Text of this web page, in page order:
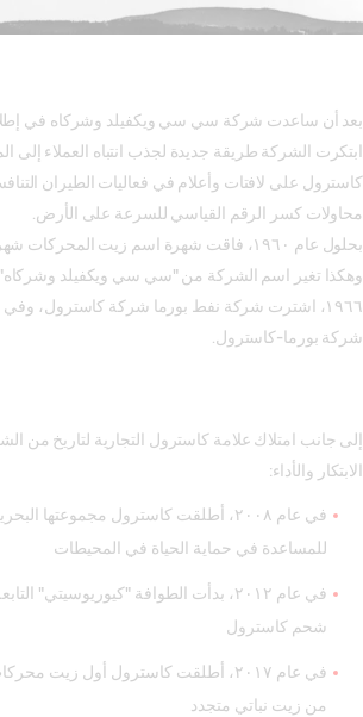
بعد أن ساعدت شركة سي سي ويكفيلد وشركاه في
ابتكرت الشركة طريقة جديدة لجذب انتباه العملاء إلى
كاسترول على لافتات وأعلام في فعاليات الطيران
محاولات كسر الرقم القياسي للسرعة على الأرض.
بحلول عام ١٩٦٠، فاقت شهرة اسم زيت
وهكذا تغير اسم الشركة من "سي سي ويكفيلد
شركة بورما-كاسترول.
إلى جانب امتلاك علامة كاسترول التجارية لتاريخ من
الابتكار والأداء:
في عام ٢٠٠٨، أطلقت كاسترول مجموعتها
للمساعدة في حماية الحياة في المحيطات
في عام ٢٠١٢، بدأت الطوافة
شحم كاسترول
من زيت نباتي متجدد